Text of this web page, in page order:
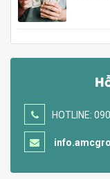
HOTLINE: